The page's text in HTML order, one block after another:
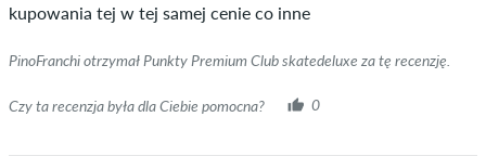
kupowania tej w tej samej cenie co inne
PinoFranchi otrzymał Punkty Premium Club skatedeluxe za tę recenzję.
Czy ta recenzja była dla Ciebie pomocna? 0